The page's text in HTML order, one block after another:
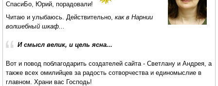
СпасиБо, Юрий, порадовали!
Читаю и улыбаюсь. Действительно,как в Нарнии
волшебный шкаф...
И смысл велик, и цель ясна...
Вот и повод поблагодарить создателей сайта - Светлану и Андрея, а
также всех омилийцев за радость сотворчества и единомыслие в
главном. Храни вас Господь!